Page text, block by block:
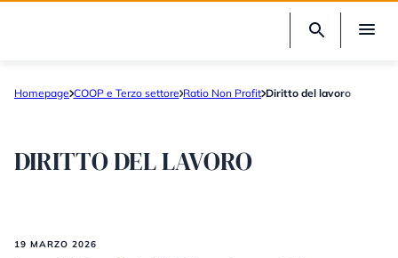
Homepage COOP e Terzo settore Ratio Non Profit Diritto del lavoro
DIRITTO DEL LAVORO
19 MARZO 2026